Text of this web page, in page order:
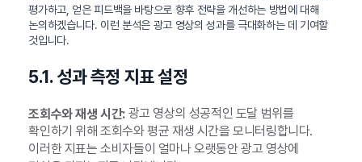
평가하고, 얻은 피드백을 바탕으로 향후 전략을 개선하는 방법에 대해
논의하겠습니다. 이런 분석은 광고 영상의 성과를 극대화하는 데 기여할
것입니다.
5.1. 성과 측정 지표 설정
조회수와 재생 시간:광고 영상의 성공적인 도달 범위를
확인하기 위해 조회수와 평균 재생 시간을 모니터링합니다.
이러한 지표는 소비자들이 얼마나 오랫동안 광고 영상에